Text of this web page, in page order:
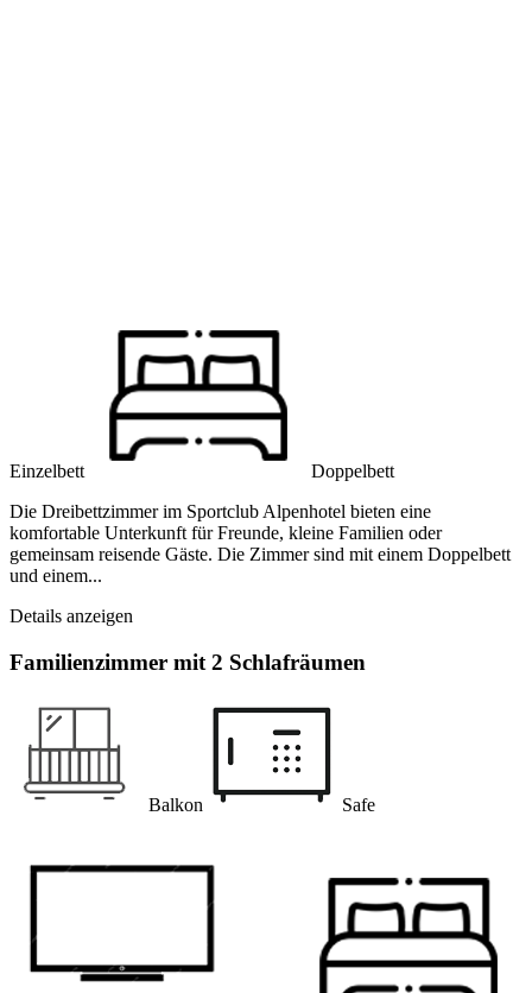
Einzelbett
Doppelbett
Die Dreibettzimmer im Sportclub Alpenhotel bieten eine
komfortable Unterkunft für Freunde, kleine Familien oder
gemeinsam reisende Gäste. Die Zimmer sind mit einem Doppelbett
und einem...
Details anzeigen
Familienzimmer mit 2 Schlafräumen
Balkon Safe